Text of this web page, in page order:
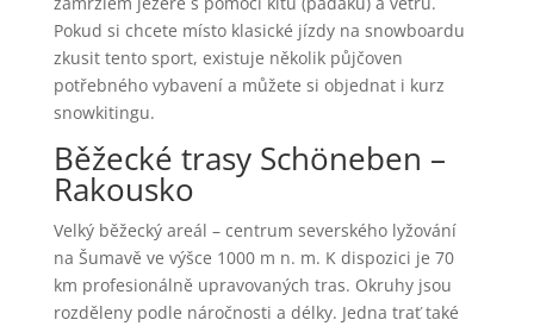
Pokud si chcete místo klasické jízdy na snowboardu
zkusit tento sport, existuje několik půjčoven
potřebného vybavení a můžete si objednat i kurz
snowkitingu.
Běžecké trasy Schöneben –
Rakousko
Velký běžecký areál – centrum severského lyžování
na Šumavě ve výšce 1000 m n. m. K dispozici je 70
km profesionálně upravovaných tras. Okruhy jsou
rozděleny podle náročnosti a délky. Jedna trať také